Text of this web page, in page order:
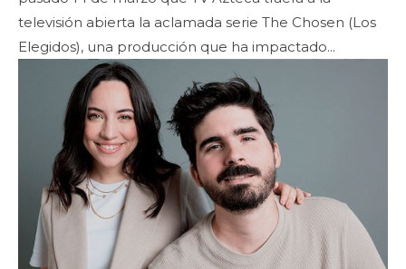
televisión abierta la aclamada serie The Chosen (Los
Elegidos), una producción que ha impactado...